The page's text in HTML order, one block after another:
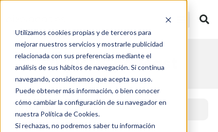
Utilizamos cookies propias y de terceros para
mejorar nuestros servicios y mostrarle publicidad
relacionada con sus preferencias mediante el
análisis de sus hábitos de navegación. Si continua
navegando, consideramos que acepta su uso.
Puede obtener más información, o bien conocer
cómo cambiar la configuración de su navegador en
nuestra Política de Cookies.
Si rechazas, no podremos saber tu información
Etiqueta: podcast
Automatiza